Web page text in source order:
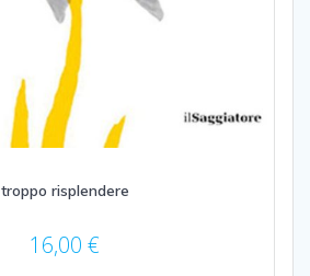
troppo risplendere
16,00 €